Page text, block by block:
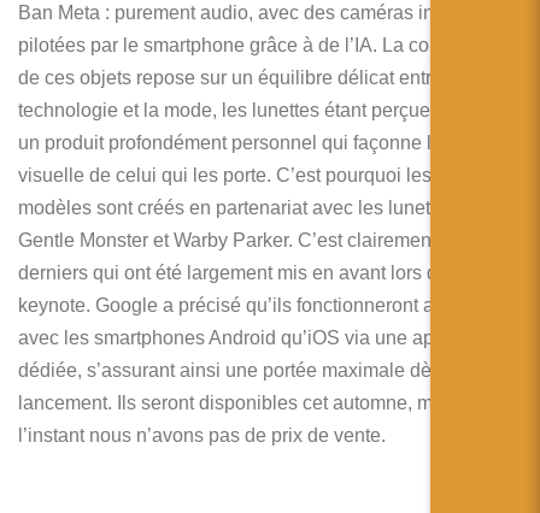
Ban Meta : purement audio, avec des caméras intégrées et
pilotées par le smartphone grâce à de l’IA. La conception
de ces objets repose sur un équilibre délicat entre la
technologie et la mode, les lunettes étant perçues comme
un produit profondément personnel qui façonne l’identité
visuelle de celui qui les porte. C’est pourquoi les premiers
modèles sont créés en partenariat avec les lunetiers
Gentle Monster et Warby Parker. C’est clairement ces
derniers qui ont été largement mis en avant lors de la
keynote. Google a précisé qu’ils fonctionneront aussi bien
avec les smartphones Android qu’iOS via une application
dédiée, s’assurant ainsi une portée maximale dès leur
lancement. Ils seront disponibles cet automne, mais pour
l’instant nous n’avons pas de prix de vente.